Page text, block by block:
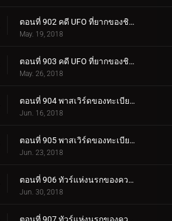
ตอนที่ 902 คดี UFO ที่ยากของชิบะ (ตอนแรก)
May. 19, 2018
ตอนที่ 903 คดี UFO ที่ยากของชิบะ (ตอนจบ)
May. 26, 2018
ตอนที่ 904 พาสเวิร์ดของทะเบียนสมรส (ตอนแรก)
Jun. 16, 2018
ตอนที่ 905 พาสเวิร์ดของทะเบียนสมรส (ตอนจบ)
Jun. 23, 2018
ตอนที่ 906 ทัวร์แห่งนรกของความรัก (ภาคเบ็บปุ)
Jun. 30, 2018